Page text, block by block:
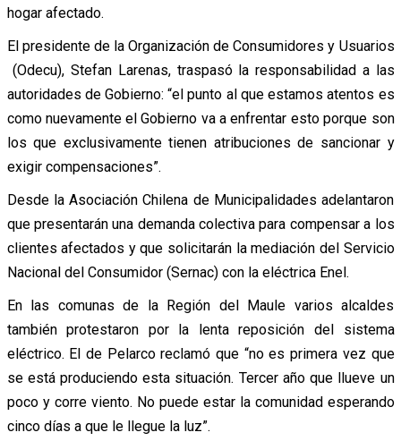
hogar afectado.
El presidente de la Organización de Consumidores y Usuarios
(Odecu), Stefan Larenas, traspasó la responsabilidad a las
autoridades de Gobierno: “el punto al que estamos atentos es
como nuevamente el Gobierno va a enfrentar esto porque son
los que exclusivamente tienen atribuciones de sancionar y
exigir compensaciones”.
Desde la Asociación Chilena de Municipalidades adelantaron
que presentarán una demanda colectiva para compensar a los
clientes afectados y que solicitarán la mediación del Servicio
Nacional del Consumidor (Sernac) con la eléctrica Enel.
En las comunas de la Región del Maule varios alcaldes
también protestaron por la lenta reposición del sistema
eléctrico. El de Pelarco reclamó que “no es primera vez que
se está produciendo esta situación. Tercer año que llueve un
poco y corre viento. No puede estar la comunidad esperando
cinco días a que le llegue la luz”.